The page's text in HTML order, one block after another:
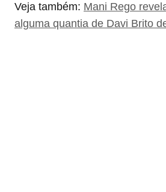
Veja também: Mani Rego
alguma quantia de Davi Brito